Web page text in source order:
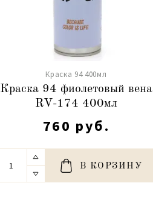
Краска 94 400мл
Краска 94 фиолетовый вена
RV-174 400мл
760 руб.
В КОРЗИНУ